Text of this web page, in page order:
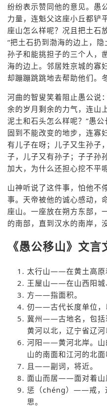
纷纷表示赞同他的意见。愚
力量，连魁父这座小丘都铲
座山怎么样呢？况且把土石
“把土石扔到渤海的边上，
孙子和能挑担子的三个人，
海的边上。邻居姓京城的寡
却蹦蹦跳跳地去帮助他们。
河曲的智叟笑着阻止愚公说
余的岁月剩余的力气，连山
泥土和石头怎么样呢？”愚
固到不能改变的地步，连寡
有儿子在呀；儿子又生孙子
子，儿子又有孙子；子子孙
加大，为什么还担心挖不平
山神听说了这件事，怕他不
事。天帝被他的诚心感动，
座山。一座放在朔方东部，
的南部，直到汉水的南岸，
《愚公移山》文
太行山——在黄土高原
王屋山——在山西阳城
方——指面积。
仞——古代长度单位，
冀州——古地名，包括
黄河以北，辽宁省辽河
河阳——黄河北岸。山
山的南面和江河的北面
且——副词，将近。
面山而居——面对着山
惩（chéng）——戒，
思。